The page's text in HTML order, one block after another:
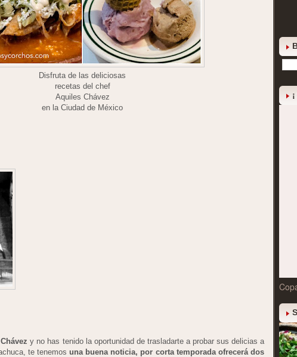
Disfruta de las deliciosas
recetas del chef
Aquiles Chávez
en la Ciudad de México
y no has tenido la oportunidad de trasladarte a probar sus delicias a
te tenemos una buena noticia, por corta temporada ofrecerá dos